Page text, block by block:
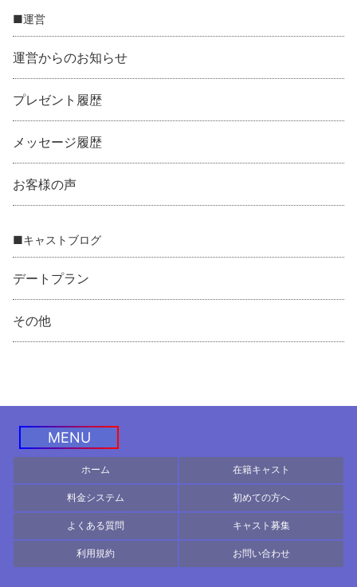
■運営
運営からのお知らせ
プレゼント履歴
メッセージ履歴
お客様の声
■キャストブログ
デートプラン
その他
MENU
ホーム 在籍キャスト
料金システム 初めての方へ
よくある質問 キャスト募集
利用規約 お問い合わせ